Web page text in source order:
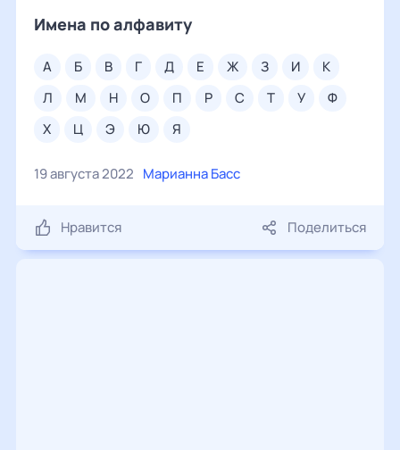
Имена по алфавиту
а б в г д е ж з и
к
л
м н о п р с т у
ф
х
ц э ю я
19 августа 2022 Марианна Басс
Нравится Поделиться